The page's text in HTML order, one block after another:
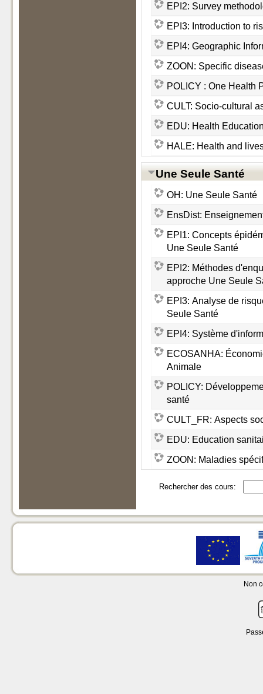
EPI2: Survey
EPI3: Introduction to
EPI4: Geographic
ZOON: Specific
POLICY : One Health
CULT: Socio-cultural
EDU: Health
HALE: Health and
Une Seule Santé
OH: Une Seule Santé
EnsDist:
EPI1: Concepts
Une Seule Santé
EPI2: Méthodes
approche Une Seule
EPI3: Analyse de
Seule Santé
EPI4: Système
ECOSANHA:
Animale
POLICY:
santé
CULT_FR: Aspects
EDU: Education
ZOON: Maladies
Rechercher des cours:
Non